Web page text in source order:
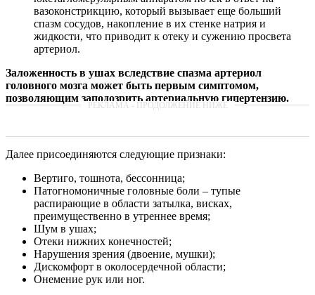
вазоконстрикцию, который вызывает еще больший
спазм сосудов, накопление в их стенке натрия и
жидкости, что приводит к отеку и сужению просвета
артериол.
Заложенность в ушах вследствие спазма артериол
головного мозга может быть первым симптомом,
позволяющим заподозрить артериальную гипертензию.
Далее присоединяются следующие признаки:
Вертиго, тошнота, бессонница;
Патогномоничные головные боли – тупые
распирающие в области затылка, висках,
преимущественно в утреннее время;
Шум в ушах;
Отеки нижних конечностей;
Нарушения зрения (двоение, мушки);
Дискомфорт в околосердечной области;
Онемение рук или ног.